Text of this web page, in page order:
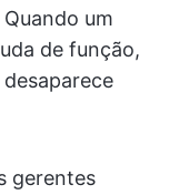
um
de função,
gerentes